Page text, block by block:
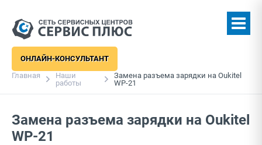
ОНЛАЙН-КОНСУЛЬТАНТ
Главная
Наши
работы
Замена разъема зарядки на Oukitel
WP-21
Замена разъема зарядки на Oukitel
WP-21